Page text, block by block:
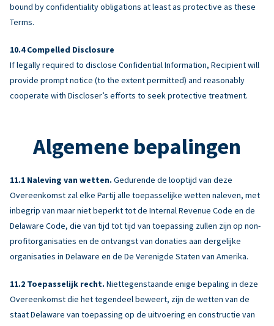
bound by confidentiality obligations at least as protective as these
Terms.
Compelled Disclosure
If legally required to disclose Confidential Information, Recipient will
provide prompt notice (to the extent permitted) and reasonably
cooperate with Discloser’s efforts to seek protective treatment.
Algemene bepalingen
Naleving van wetten. Gedurende de looptijd van deze
Overeenkomst zal elke Partij alle toepasselijke wetten naleven, met
inbegrip van maar niet beperkt tot de Internal Revenue Code en de
Delaware Code, die van tijd tot tijd van toepassing zullen zijn op non-
profitorganisaties en de ontvangst van donaties aan dergelijke
organisaties in Delaware en de De Verenigde Staten van Amerika.
Toepasselijk recht. Niettegenstaande enige bepaling in deze
Overeenkomst die het tegendeel beweert, zijn de wetten van de
staat Delaware van toepassing op de uitvoering en constructie van